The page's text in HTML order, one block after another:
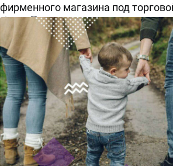
фирменного магазина под
0